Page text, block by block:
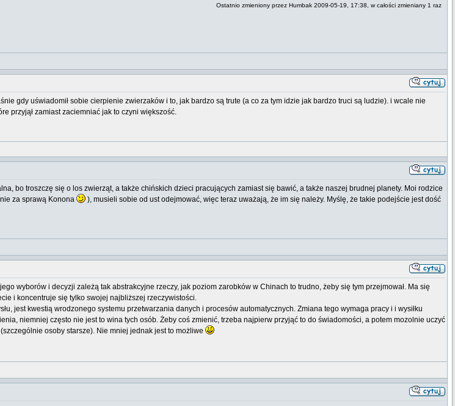
Ostatnio zmieniony przez Humbak 2009-05-19, 17:38, w całości zmieniany 1 raz
gdy uświadomił sobie cierpienie zwierzaków i to, jak bardzo są trute (a co za tym idzie jak bardzo truci są ludzie). i wcale nie
przyjął zamiast zaciemniać jak to czyni większość.
bo troszczę się o los zwierząt, a także chińskich dzieci pracujących zamiast się bawić, a także naszej brudnej planety. Moi rodzice
za sprawą Konona
), musieli sobie od ust odejmować, więc teraz uważają, że im się należy. Myślę, że takie podejście jest dość
wyborów i decyzji zależą tak abstrakcyjne rzeczy, jak poziom zarobków w Chinach to trudno, żeby się tym przejmował. Ma się
i koncentruje się tylko swojej najbliższej rzeczywistości.
jest kwestią wrodzonego systemu przetwarzania danych i procesów automatycznych. Zmiana tego wymaga pracy i i wysiłku
niemniej często nie jest to wina tych osób. Żeby coś zmienić, trzeba najpierw przyjąć to do świadomości, a potem mozolnie uczyć
osoby starsze). Nie mniej jednak jest to możliwe